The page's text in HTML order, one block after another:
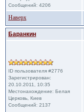
Сообщений: 4206
Наверх
Баранкин
ID пользователя #2776
Зарегистрирован:
20.10.2011, 10:35
Местонахождение: Белая
Церковь, Киев
Сообщений: 2137